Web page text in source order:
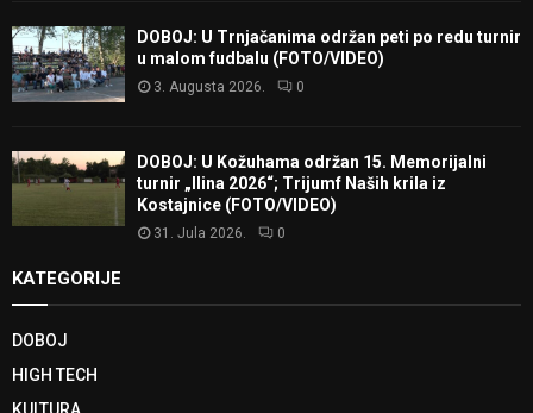
DOBOJ: U Trnjačanima održan peti po redu turnir
u malom fudbalu (FOTO/VIDEO)
3. Augusta 2026. 0
DOBOJ: U Kožuhama održan 15. Memorijalni
turnir „Ilina 2026“; Trijumf Naših krila iz
Kostajnice (FOTO/VIDEO)
31. Jula 2026. 0
KATEGORIJE
DOBOJ
HIGH TECH
KULTURA